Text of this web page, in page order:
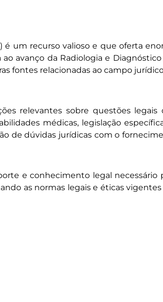
é um recurso valioso e que oferta
avanço da Radiologia e
fontes relacionadas ao campo
relevantes sobre questões legais
médicas, legislação
de dúvidas jurídicas com o
e conhecimento legal necessário
as normas legais e éticas